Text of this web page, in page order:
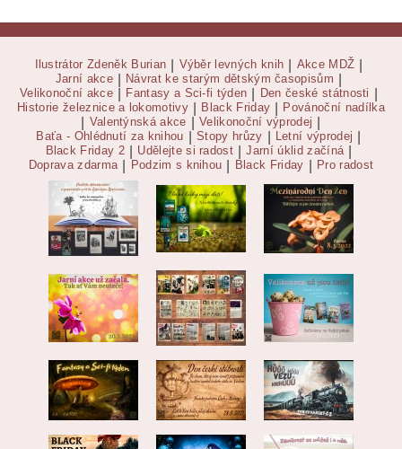
Ilustrátor Zdeněk Burian Výběr levných knih Akce MDŽ
Jarní akce Návrat ke starým dětským časopisům
Velikonoční akce Fantasy a Sci-fi týden Den české státnosti
Historie železnice a lokomotivy Black Friday Povánoční nadílka
Valentýnská akce Velikonoční výprodej
Baťa - Ohlédnutí za knihou Stopy hrůzy Letní výprodej
Black Friday 2 Udělejte si radost Jarní úklid začíná
Doprava zdarma Podzim s knihou Black Friday Pro radost